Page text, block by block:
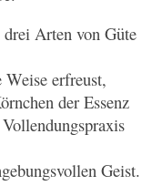
Arten von Güte
erfreust,
der Essenz
Geist.